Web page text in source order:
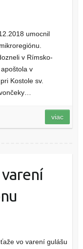
umocnil
v Rímsko-
v
Kostole sv.
viac
vo varení gulášu